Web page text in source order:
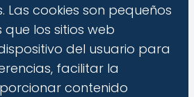
Las cookies son pequeños
los sitios web
del usuario para
facilitar la
contenido